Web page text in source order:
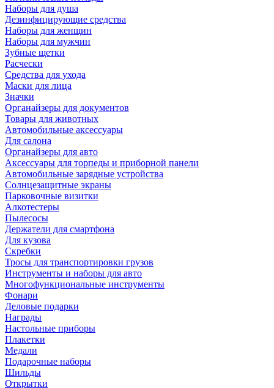
Наборы для душа
Дезинфицирующие средства
Наборы для женщин
Наборы для мужчин
Зубные щетки
Расчески
Средства для ухода
Маски для лица
Значки
Органайзеры для документов
Товары для животных
Автомобильные аксессуары
Для салона
Органайзеры для авто
Аксессуары для торпеды и приборной панели
Автомобильные зарядные устройства
Солнцезащитные экраны
Парковочные визитки
Алкотестеры
Пылесосы
Держатели для смартфона
Для кузова
Скребки
Тросы для транспортировки грузов
Инструменты и наборы для авто
Многофункциональные инструменты
Фонари
Деловые подарки
Награды
Настольные приборы
Плакетки
Медали
Подарочные наборы
Шильды
Открытки